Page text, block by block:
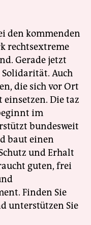
den kommenden
rechtsextreme
Gerade jetzt
Auch
die sich vor Ort
Die taz
im
bundesweit
baut einen
und Erhalt
guten, frei
Finden Sie
unterstützen Sie